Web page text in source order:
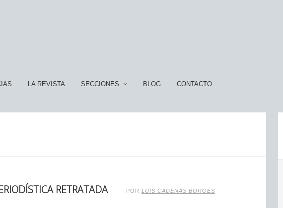
LA REVISTA SECCIONES BLOG CONTACTO
RETRATADA
POR LUIS CADENAS BORGES